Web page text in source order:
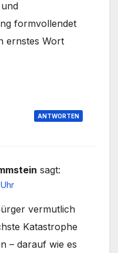
formvollendet
ernstes Wort
ANTWORTEN
sagt:
vermutlich
Katastrophe
– darauf wie es